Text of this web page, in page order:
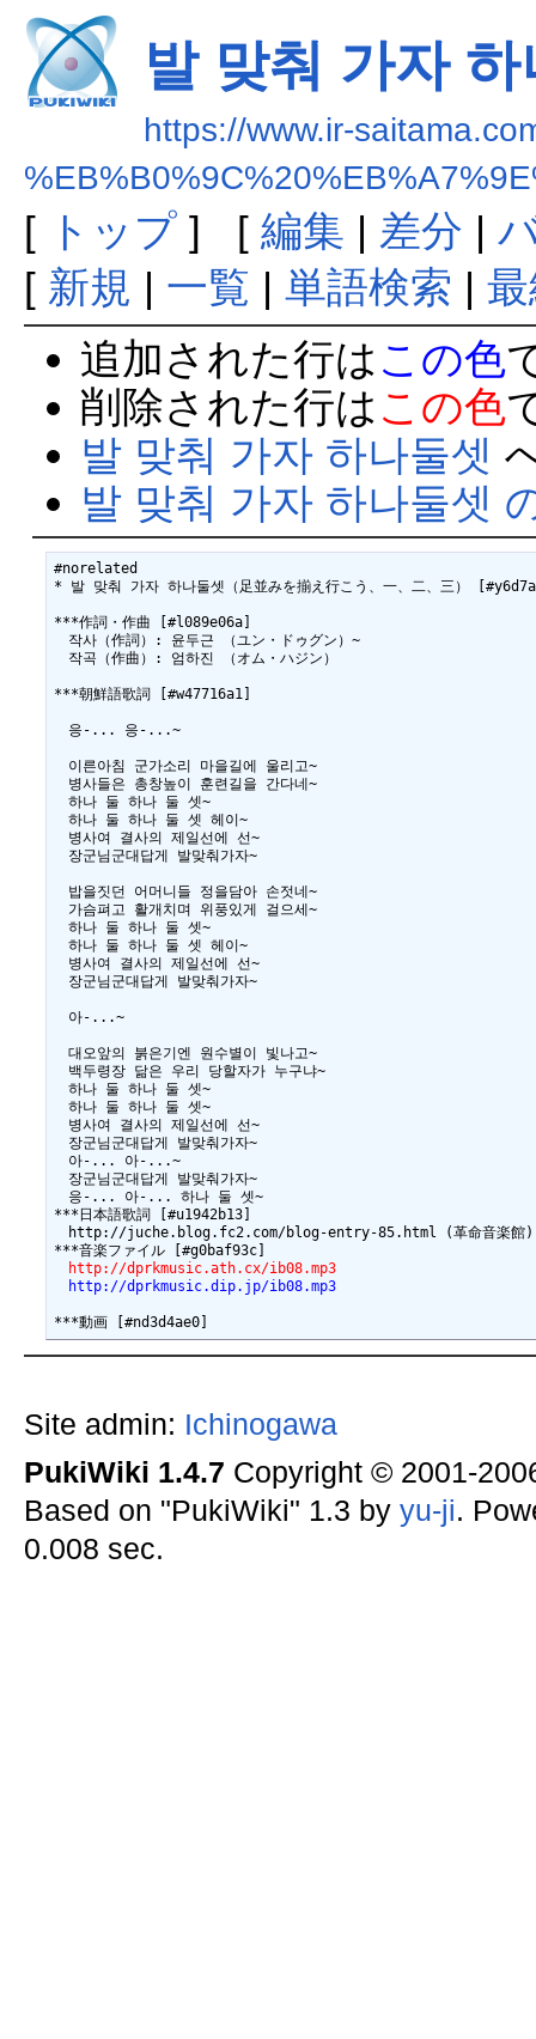
발 맞춰 가자
https://www.ir-
[ トップ] [ 編集 | 差分 |
[ 新規 | 一覧 | 単語検索 |
追加された行は この色
削除された行は この色
발 맞춰 가자 하나둘셋
발 맞춰 가자 하나둘셋
#norelated
* 발 맞춰 가자 하나둘셋（足並みを揃え行こう、一、二、三）
***作詞・作曲 [#l089e06a]
작사（作詞）: 윤두근 （ユン・ドゥグン）~
작곡（作曲）: 엄하진 （オム・ハジン）
***朝鮮語歌詞 [#w47716a1]
응-... 응-...~
이른아침 군가소리 마을길에 울리고~
병사들은 총창높이 훈련길을 간다네~
하나 둘 하나 둘 셋~
하나 둘 하나 둘 셋 헤이~
병사여 결사의 제일선에 선~
장군님군대답게 발맞춰가자~
밥을짓던 어머니들 정을담아 손젓네~
가슴펴고 활개치며 위풍있게 걸으세~
하나 둘 하나 둘 셋~
하나 둘 하나 둘 셋 헤이~
병사여 결사의 제일선에 선~
장군님군대답게 발맞춰가자~
아-...~
대오앞의 붉은기엔 원수별이 빛나고~
백두령장 닮은 우리 당할자가 누구냐~
하나 둘 하나 둘 셋~
하나 둘 하나 둘 셋~
병사여 결사의 제일선에 선~
장군님군대답게 발맞춰가자~
아-... 아-...~
장군님군대답게 발맞춰가자~
응-... 아-... 하나 둘 셋~
***日本語歌詞 [#u1942b13]
http://juche.blog.fc2.com/blog-entry-85.html (革命音楽館)
http://dprkmusic.ath.cx/ib08.mp3
http://dprkmusic.dip.jp/ib08.mp3
Site admin: Ichinogawa
PukiWiki 1.4.7 Copyright © 2001-
Based on "PukiWiki" 1.3 by yu-ji.
0.008 sec.